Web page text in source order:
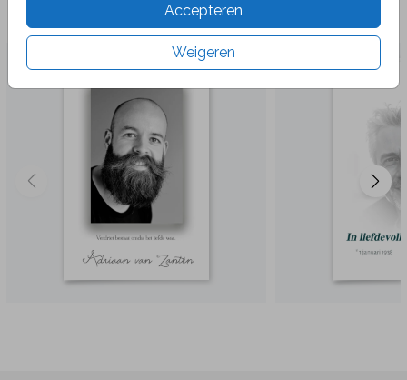
Accepteren
Weigeren
Veel gekozen producten